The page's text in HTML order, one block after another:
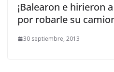
¡Balearon e hirieron
por robarle su
30 septiembre, 2013